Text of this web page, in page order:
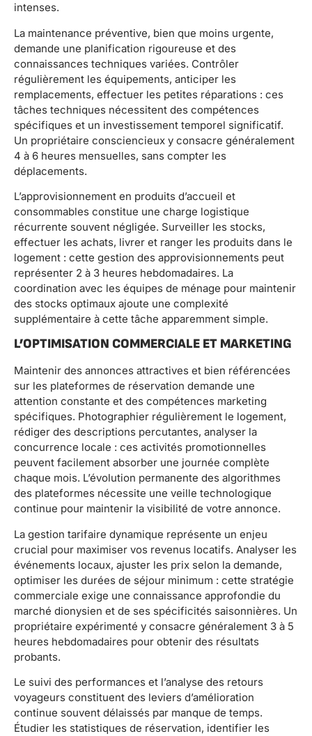
intenses.
La maintenance préventive, bien que moins urgente,
demande une planification rigoureuse et des
connaissances techniques variées. Contrôler
régulièrement les équipements, anticiper les
remplacements, effectuer les petites réparations : ces
tâches techniques nécessitent des compétences
spécifiques et un investissement temporel significatif.
Un propriétaire consciencieux y consacre généralement
4 à 6 heures mensuelles, sans compter les
déplacements.
L’approvisionnement en produits d’accueil et
consommables constitue une charge logistique
récurrente souvent négligée. Surveiller les stocks,
effectuer les achats, livrer et ranger les produits dans le
logement : cette gestion des approvisionnements peut
représenter 2 à 3 heures hebdomadaires. La
coordination avec les équipes de ménage pour maintenir
des stocks optimaux ajoute une complexité
supplémentaire à cette tâche apparemment simple.
L’OPTIMISATION COMMERCIALE ET MARKETING
Maintenir des annonces attractives et bien référencées
sur les plateformes de réservation demande une
attention constante et des compétences marketing
spécifiques. Photographier régulièrement le logement,
rédiger des descriptions percutantes, analyser la
concurrence locale : ces activités promotionnelles
peuvent facilement absorber une journée complète
chaque mois. L’évolution permanente des algorithmes
des plateformes nécessite une veille technologique
continue pour maintenir la visibilité de votre annonce.
La gestion tarifaire dynamique représente un enjeu
crucial pour maximiser vos revenus locatifs. Analyser les
événements locaux, ajuster les prix selon la demande,
optimiser les durées de séjour minimum : cette stratégie
commerciale exige une connaissance approfondie du
marché dionysien et de ses spécificités saisonnières. Un
propriétaire expérimenté y consacre généralement 3 à 5
heures hebdomadaires pour obtenir des résultats
probants.
Le suivi des performances et l’analyse des retours
voyageurs constituent des leviers d’amélioration
continue souvent délaissés par manque de temps.
Étudier les statistiques de réservation, identifier les